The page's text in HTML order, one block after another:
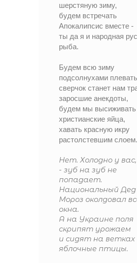
шерстяную зиму,
будем встречать
Апокалипсис вместе -
ты да я и народная
рыба.
Будем всю зиму
подсолнухами
сверчок станет нам
заросшие анекдоты,
будем мы высиживать
христианские яйца,
хавать красную икру
растолстевшим слоем.
Нет. Холодно у
- зуб на зуб не
попадает.
Национальный Дед
Мороз околдовал
окна.
А на Украине поля
скрипят урожаем
и сидят на ветках
яблочные птицы.